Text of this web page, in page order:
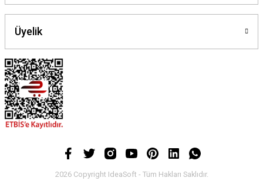
Üyelik
2026 Copyright IdeaSoft - Tüm Hakları Saklıdır.